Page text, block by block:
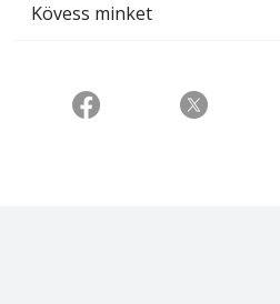
Kövess minket